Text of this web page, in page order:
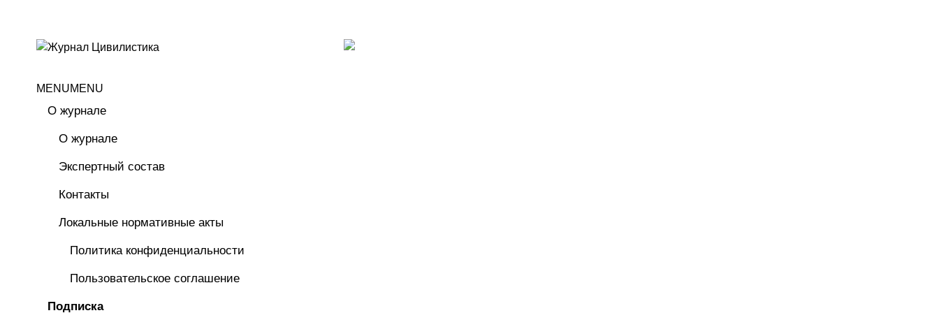
MENUMENU
О журнале
О журнале
Экспертный состав
Контакты
Локальные нормативные акты
Политика конфиденциальности
Пользовательское соглашение
Подписка